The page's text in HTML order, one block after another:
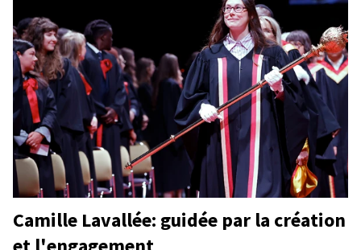
Camille Lavallée: guidée par la création